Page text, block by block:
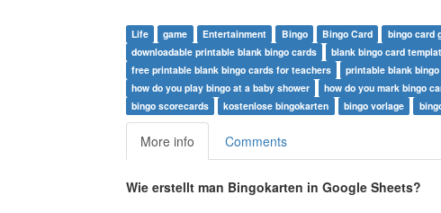
Life game Entertainment Bingo Bingo Card bingo card
downloadable printable blank bingo cards
blank bingo card
free printable blank bingo cards for teachers
printable blank
how do you play bingo at a baby shower
how do you mark bingo
bingo scorecards
kostenlose bingokarten bingo vorlage
More info Comments
Wie erstellt man Bingokarten in Google Sheets?